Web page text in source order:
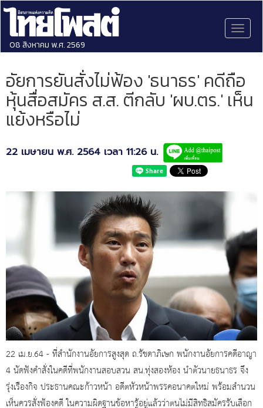
08 สิงหาคม พ.ศ. 2569
อัยการยันสั่งไม่ฟ้อง 'ธนาธร' คดีถือ
หุ้นสื่อสมัคร ส.ส. ตีกลับ 'ผบ.ตร.' เห็น
แย้งหรือไม่
22 เมษายน พ.ศ. 2564 เวลา 11:26 น.
22 เม.ย.64 - ที่สำนักงานอัยการสูงสุด ถ.รัชดาภิเษก พนักงานอัยการคดีอาญา
4 นัดฟังคำสั่งในคดีที่พนักงานสอบสวน สน.ทุ่งสองห้อง นำตัวนายธนาธร จึง
รุ่งเรืองกิจ ประธานคณะก้าวหน้า อดีตหัวหน้าพรรคอนาคตใหม่ พร้อมสำนวน
เห็นควรสั่งฟ้องคดี ในความผิดฐานข้อหารู้อยู่แล้วว่าตนไม่มีสิทธิสมัครรับเลือก